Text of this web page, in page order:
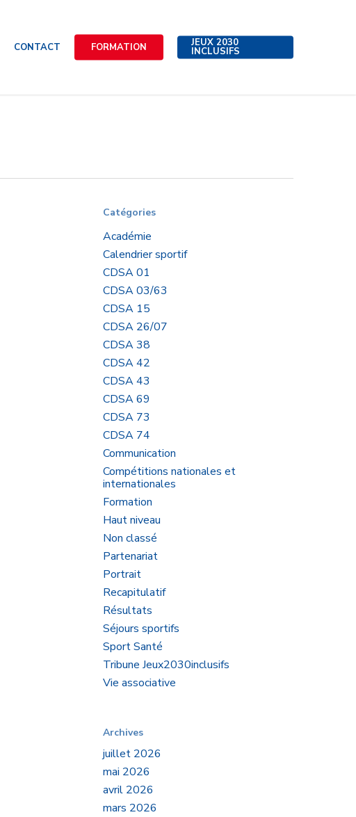
CONTACT FORMATION JEUX 2030
INCLUSIFS
Catégories
Académie
Calendrier sportif
CDSA 01
CDSA 03/63
CDSA 15
CDSA 26/07
CDSA 38
CDSA 42
CDSA 43
CDSA 69
CDSA 73
CDSA 74
Communication
Compétitions nationales et
internationales
Formation
Haut niveau
Non classé
Partenariat
Portrait
Recapitulatif
Résultats
Séjours sportifs
Sport Santé
Tribune Jeux2030inclusifs
Vie associative
Archives
juillet 2026
mai 2026
avril 2026
mars 2026